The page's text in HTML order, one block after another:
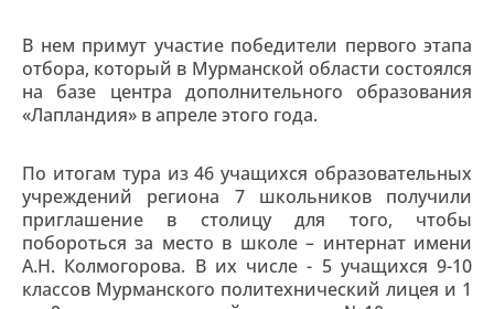
В нем примут участие победители первого этапа
отбора, который в Мурманской области состоялся
на базе центра дополнительного образования
«Лапландия» в апреле этого года.
По итогам тура из 46 учащихся образовательных
учреждений региона 7 школьников получили
приглашение в столицу для того, чтобы
побороться за место в школе – интернат имени
А.Н. Колмогорова. В их числе - 5 учащихся 9-10
классов Мурманского политехнический лицея и 1